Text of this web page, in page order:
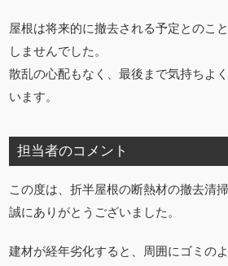
屋根は将来的に撤去される予定とのこ
しませんでした。
散乱の心配もなく、最後まで気持ちよ
います。
担当者のコメント
この度は、折半屋根の断熱材の撤去清
誠にありがとうございました。
建材が経年劣化すると、周囲にゴミの